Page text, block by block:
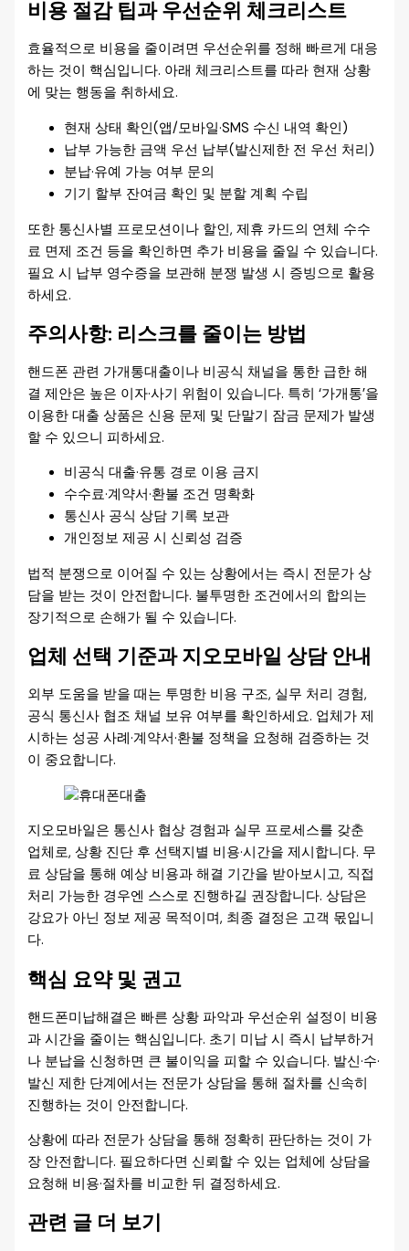
비용 절감 팁과 우선순위 체크리스트
효율적으로 비용을 줄이려면 우선순위를 정해 빠르게 대응
하는 것이 핵심입니다. 아래 체크리스트를 따라 현재 상황
에 맞는 행동을 취하세요.
현재 상태 확인(앱/모바일·SMS 수신 내역 확인)
납부 가능한 금액 우선 납부(발신제한 전 우선 처리)
분납·유예 가능 여부 문의
기기 할부 잔여금 확인 및 분할 계획 수립
또한 통신사별 프로모션이나 할인, 제휴 카드의 연체 수수
료 면제 조건 등을 확인하면 추가 비용을 줄일 수 있습니다.
필요 시 납부 영수증을 보관해 분쟁 발생 시 증빙으로 활용
하세요.
주의사항: 리스크를 줄이는 방법
핸드폰 관련 가개통대출이나 비공식 채널을 통한 급한 해
결 제안은 높은 이자·사기 위험이 있습니다. 특히 ‘가개통’을
이용한 대출 상품은 신용 문제 및 단말기 잠금 문제가 발생
할 수 있으니 피하세요.
비공식 대출·유통 경로 이용 금지
수수료·계약서·환불 조건 명확화
통신사 공식 상담 기록 보관
개인정보 제공 시 신뢰성 검증
법적 분쟁으로 이어질 수 있는 상황에서는 즉시 전문가 상
담을 받는 것이 안전합니다. 불투명한 조건에서의 합의는
장기적으로 손해가 될 수 있습니다.
업체 선택 기준과 지오모바일 상담 안내
외부 도움을 받을 때는 투명한 비용 구조, 실무 처리 경험,
공식 통신사 협조 채널 보유 여부를 확인하세요. 업체가 제
시하는 성공 사례·계약서·환불 정책을 요청해 검증하는 것
이 중요합니다.
지오모바일은 통신사 협상 경험과 실무 프로세스를 갖춘
업체로, 상황 진단 후 선택지별 비용·시간을 제시합니다. 무
료 상담을 통해 예상 비용과 해결 기간을 받아보시고, 직접
처리 가능한 경우엔 스스로 진행하길 권장합니다. 상담은
강요가 아닌 정보 제공 목적이며, 최종 결정은 고객 몫입니
다.
핵심 요약 및 권고
핸드폰미납해결은 빠른 상황 파악과 우선순위 설정이 비용
과 시간을 줄이는 핵심입니다. 초기 미납 시 즉시 납부하거
나 분납을 신청하면 큰 불이익을 피할 수 있습니다. 발신·수·
발신 제한 단계에서는 전문가 상담을 통해 절차를 신속히
진행하는 것이 안전합니다.
상황에 따라 전문가 상담을 통해 정확히 판단하는 것이 가
장 안전합니다. 필요하다면 신뢰할 수 있는 업체에 상담을
요청해 비용·절차를 비교한 뒤 결정하세요.
관련 글 더 보기